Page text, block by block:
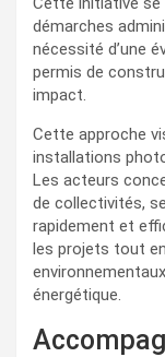
démarches
nécessité d’une
permis de
impact.
Cette approche
installations
Les acteurs
de collectivités,
rapidement et
les projets tout
énergétique.